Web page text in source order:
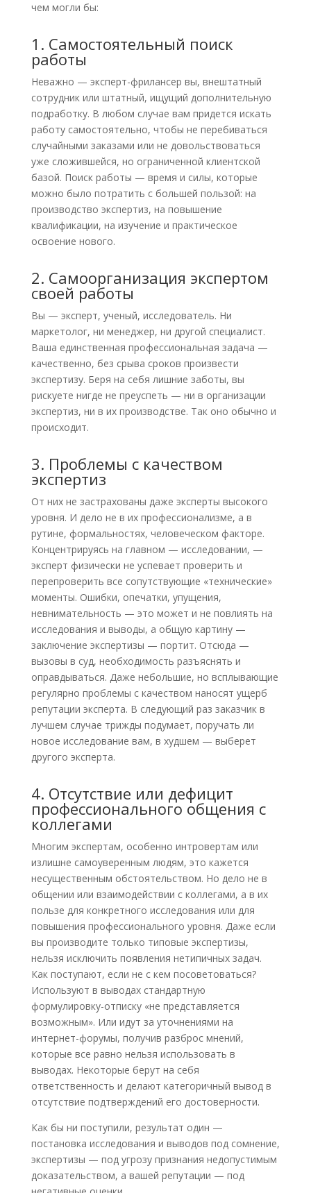
чем могли бы:
1. Самостоятельный поиск
работы
Неважно — эксперт-фрилансер вы, внештатный
сотрудник или штатный, ищущий дополнительную
подработку. В любом случае вам придется искать
работу самостоятельно, чтобы не перебиваться
случайными заказами или не довольствоваться
уже сложившейся, но ограниченной клиентской
базой. Поиск работы — время и силы, которые
можно было потратить с большей пользой: на
производство экспертиз, на повышение
квалификации, на изучение и практическое
освоение нового.
2. Самоорганизация экспертом
своей работы
Вы — эксперт, ученый, исследователь. Ни
маркетолог, ни менеджер, ни другой специалист.
Ваша единственная профессиональная задача —
качественно, без срыва сроков произвести
экспертизу. Беря на себя лишние заботы, вы
рискуете нигде не преуспеть — ни в организации
экспертиз, ни в их производстве. Так оно обычно и
происходит.
3. Проблемы с качеством
экспертиз
От них не застрахованы даже эксперты высокого
уровня. И дело не в их профессионализме, а в
рутине, формальностях, человеческом факторе.
Концентрируясь на главном — исследовании, —
эксперт физически не успевает проверить и
перепроверить все сопутствующие «технические»
моменты. Ошибки, опечатки, упущения,
невнимательность — это может и не повлиять на
исследования и выводы, а общую картину —
заключение экспертизы — портит. Отсюда —
вызовы в суд, необходимость разъяснять и
оправдываться. Даже небольшие, но всплывающие
регулярно проблемы с качеством наносят ущерб
репутации эксперта. В следующий раз заказчик в
лучшем случае трижды подумает, поручать ли
новое исследование вам, в худшем — выберет
другого эксперта.
4. Отсутствие или дефицит
профессионального общения с
коллегами
Многим экспертам, особенно интровертам или
излишне самоуверенным людям, это кажется
несущественным обстоятельством. Но дело не в
общении или взаимодействии с коллегами, а в их
пользе для конкретного исследования или для
повышения профессионального уровня. Даже если
вы производите только типовые экспертизы,
нельзя исключить появления нетипичных задач.
Как поступают, если не с кем посоветоваться?
Используют в выводах стандартную
формулировку-отписку «не представляется
возможным». Или идут за уточнениями на
интернет-форумы, получив разброс мнений,
которые все равно нельзя использовать в
выводах. Некоторые берут на себя
ответственность и делают категоричный вывод в
отсутствие подтверждений его достоверности.
Как бы ни поступили, результат один —
постановка исследования и выводов под сомнение,
экспертизы — под угрозу признания недопустимым
доказательством, а вашей репутации — под